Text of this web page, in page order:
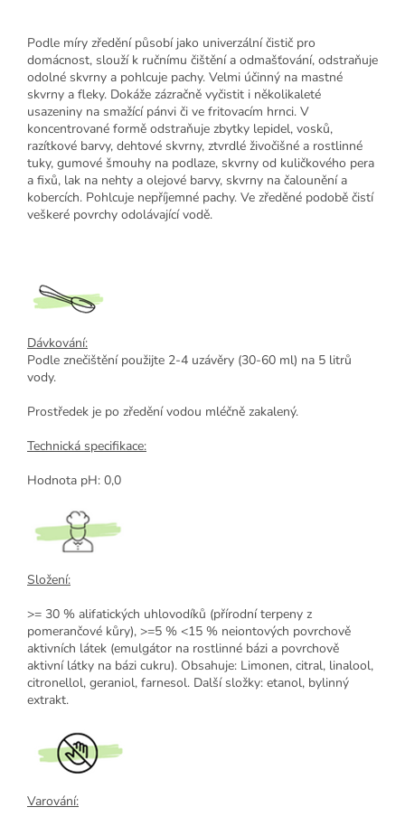
Podle míry zředění působí jako univerzální čistič pro
domácnost, slouží k ručnímu čištění a odmašťování, odstraňuje
odolné skvrny a pohlcuje pachy. Velmi účinný na mastné
skvrny a fleky. Dokáže zázračně vyčistit i několikaleté
usazeniny na smažící pánvi či ve fritovacím hrnci. V
koncentrované formě odstraňuje zbytky lepidel, vosků,
razítkové barvy, dehtové skvrny, ztvrdlé živočišné a rostlinné
tuky, gumové šmouhy na podlaze, skvrny od kuličkového pera
a fixů, lak na nehty a olejové barvy, skvrny na čalounění a
kobercích. Pohlcuje nepříjemné pachy. Ve zředěné podobě čistí
veškeré povrchy odolávající vodě.
Dávkování:
Podle znečištění použijte 2-4 uzávěry (30-60 ml) na 5 litrů
vody.
Prostředek je po zředění vodou mléčně zakalený.
Technická specifikace:
Hodnota pH: 0,0
Složení:
>= 30 % alifatických uhlovodíků (přírodní terpeny z
pomerančové kůry), >=5 % <15 % neiontových povrchově
aktivních látek (emulgátor na rostlinné bázi a povrchově
aktivní látky na bázi cukru). Obsahuje: Limonen, citral, linalool,
citronellol, geraniol, farnesol. Další složky: etanol, bylinný
extrakt.
Varování: